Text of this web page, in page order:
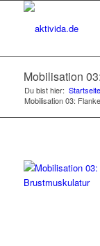
Mobilisation
Du bist hier: Startseite
Mobilisation 03: